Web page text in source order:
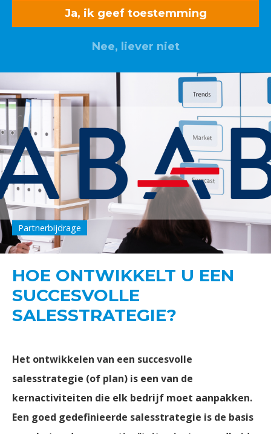
Ja, ik geef toestemming
Nee, liever niet
Partnerbijdrage
HOE ONTWIKKELT U EEN
SUCCESVOLLE
SALESSTRATEGIE?
Het ontwikkelen van een succesvolle
salesstrategie (of plan) is een van de
kernactiviteiten die elk bedrijf moet aanpakken.
Een goed gedefinieerde salesstrategie is de basis